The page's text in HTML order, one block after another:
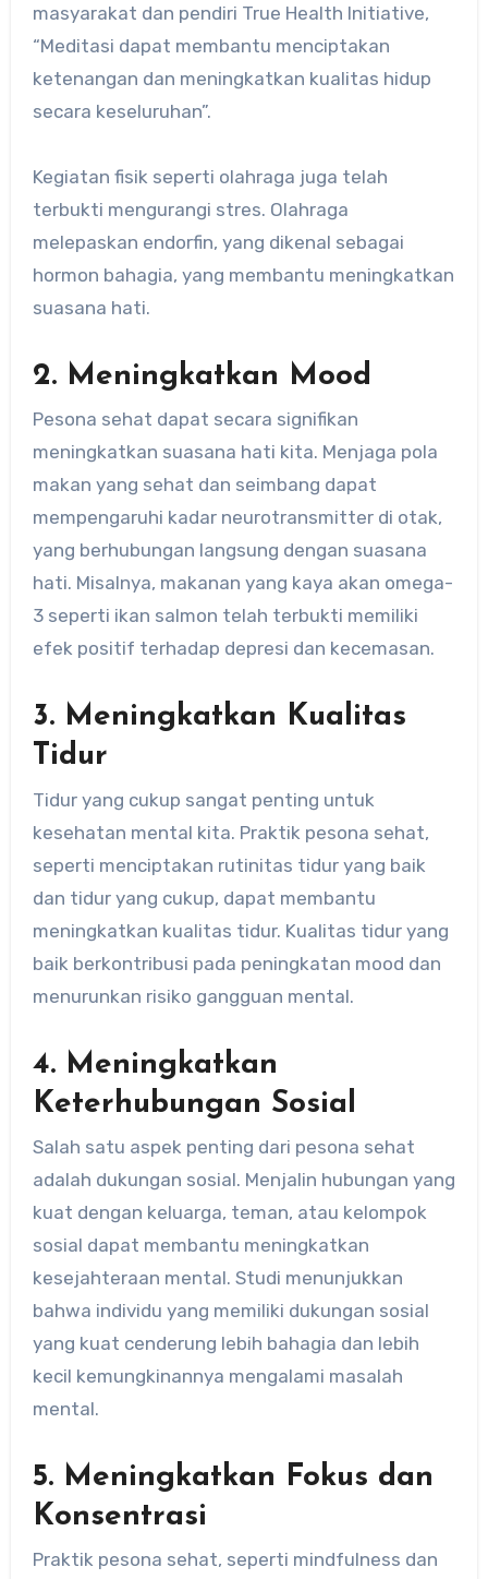
masyarakat dan pendiri True Health Initiative,
“Meditasi dapat membantu menciptakan
ketenangan dan meningkatkan kualitas hidup
secara keseluruhan”.
Kegiatan fisik seperti olahraga juga telah
terbukti mengurangi stres. Olahraga
melepaskan endorfin, yang dikenal sebagai
hormon bahagia, yang membantu meningkatkan
suasana hati.
2. Meningkatkan Mood
Pesona sehat dapat secara signifikan
meningkatkan suasana hati kita. Menjaga pola
makan yang sehat dan seimbang dapat
mempengaruhi kadar neurotransmitter di otak,
yang berhubungan langsung dengan suasana
hati. Misalnya, makanan yang kaya akan omega-
3 seperti ikan salmon telah terbukti memiliki
efek positif terhadap depresi dan kecemasan.
3. Meningkatkan Kualitas
Tidur
Tidur yang cukup sangat penting untuk
kesehatan mental kita. Praktik pesona sehat,
seperti menciptakan rutinitas tidur yang baik
dan tidur yang cukup, dapat membantu
meningkatkan kualitas tidur. Kualitas tidur yang
baik berkontribusi pada peningkatan mood dan
menurunkan risiko gangguan mental.
4. Meningkatkan
Keterhubungan Sosial
Salah satu aspek penting dari pesona sehat
adalah dukungan sosial. Menjalin hubungan yang
kuat dengan keluarga, teman, atau kelompok
sosial dapat membantu meningkatkan
kesejahteraan mental. Studi menunjukkan
bahwa individu yang memiliki dukungan sosial
yang kuat cenderung lebih bahagia dan lebih
kecil kemungkinannya mengalami masalah
mental.
5. Meningkatkan Fokus dan
Konsentrasi
Praktik pesona sehat, seperti mindfulness dan